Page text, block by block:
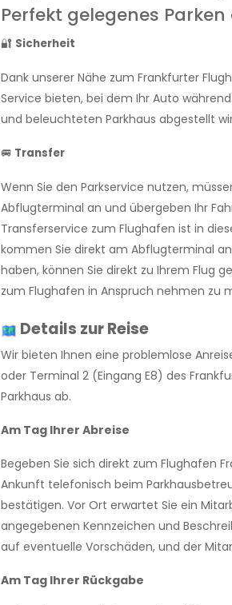
Perfekt gelegenes
🔐 Sicherheit
Dank unserer Nähe zum Frankfurter
Service bieten, bei dem Ihr Auto
und beleuchteten Parkhaus abgestellt
🚐 Transfer
Wenn Sie den Parkservice nutzen,
Abflugterminal an und übergeben Ihr
Transferservice zum Flughafen ist in
kommen Sie direkt am Abflugterminal
haben, können Sie direkt zu Ihrem Flug
zum Flughafen in Anspruch nehmen zu
Details zur Reise
Wir bieten Ihnen eine problemlose
oder Terminal 2 (Eingang E8) des
Parkhaus ab.
Am Tag Ihrer Abreise
Begeben Sie sich direkt zum Flughafen
Ankunft telefonisch beim
bestätigen. Vor Ort erwartet Sie ein
angegebenen Kennzeichen und
auf eventuelle Vorschäden, und der
Am Tag Ihrer Rückgabe